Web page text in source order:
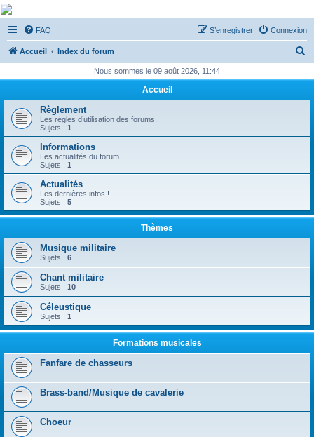
De Musicae Militari -
Forums
Forums de discussions
FAQ Connexion
S’enregistrer
Accueil Index du forum
h
r
Nous sommes le 09 août 2026, 11:44
Accueil
Règlement
Les règles d’utilisation des forums.
Sujets : 1
Informations
Les actualités du forum.
Sujets : 1
Actualités
Les dernières infos !
Sujets : 5
Thèmes
Musique militaire
Sujets : 6
Chant militaire
Sujets : 10
Céleustique
Sujets : 1
Formations musicales
Fanfare de chasseurs
Brass-band/Musique de cavalerie
Choeur